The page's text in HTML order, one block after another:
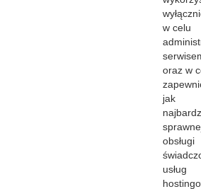
w celu
oraz w
jak
obsługi
usług